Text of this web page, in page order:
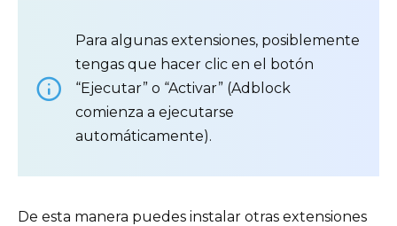
Para algunas extensiones, posiblemente
tengas que hacer clic en el botón
“Ejecutar” o “Activar” (Adblock
comienza a ejecutarse
automáticamente).
De esta manera puedes instalar otras extensiones